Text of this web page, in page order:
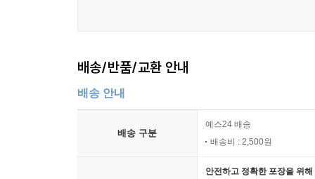
배송/반품/교환 안내
배송 안내
배송 구분
예스24 배송
배송비 : 2,500원
안전하고 정확한 포장을 위